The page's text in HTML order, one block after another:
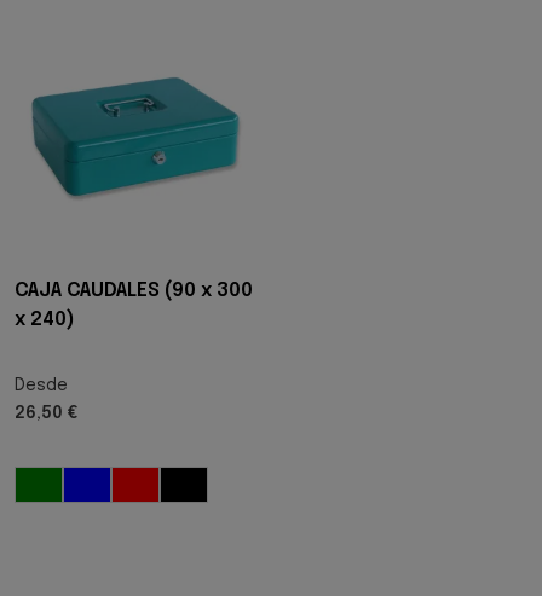
CAJA CAUDALES (90 x 300
x 240)
Desde
26,50 €